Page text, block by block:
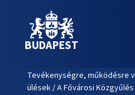
BUDAPEST
Tevékenységre, működésre
ülések / A Fővárosi